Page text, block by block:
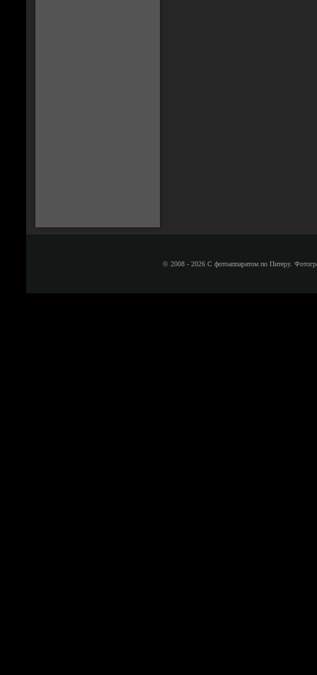
© 2008 - 2026 С фотоаппаратом по Питеру.